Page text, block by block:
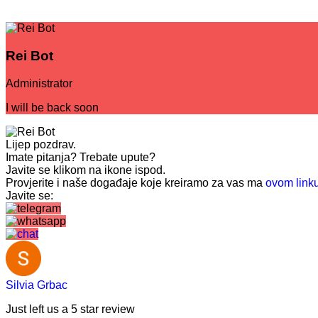
Rei Bot
Administrator
I will be back soon
Lijep pozdrav.
Imate pitanja? Trebate upute?
Javite se klikom na ikone ispod.
Provjerite i naše događaje koje kreiramo za vas ma ovom
Javite se:
Silvia Grbac
Just left us a 5 star review